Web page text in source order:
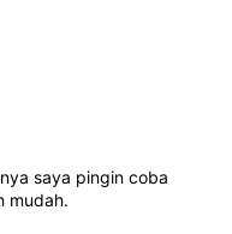
saya pingin coba
mudah.